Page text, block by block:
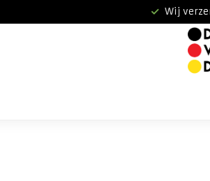
Wij